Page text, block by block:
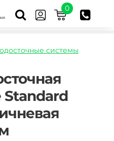
0
системы
id/normal/truba-